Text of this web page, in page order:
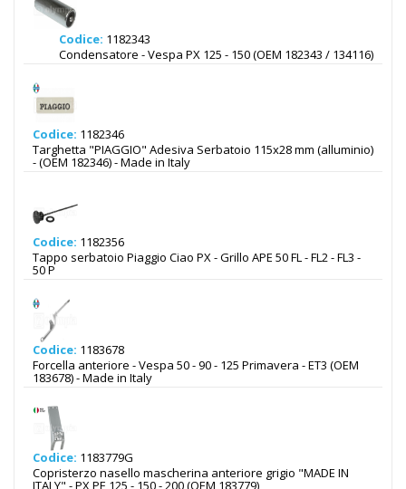
Codice: 1182343
Condensatore - Vespa PX 125 - 150 (OEM 182343 / 134116)
Codice: 1182346
Targhetta "PIAGGIO" Adesiva Serbatoio 115x28 mm (alluminio)
- (OEM 182346) - Made in Italy
Codice: 1182356
Tappo serbatoio Piaggio Ciao PX - Grillo APE 50 FL - FL2 - FL3 -
50 P
Codice: 1183678
Forcella anteriore - Vespa 50 - 90 - 125 Primavera - ET3 (OEM
183678) - Made in Italy
Codice: 1183779G
Copristerzo nasello mascherina anteriore grigio "MADE IN
ITALY" - PX PE 125 - 150 - 200 (OEM 183779)